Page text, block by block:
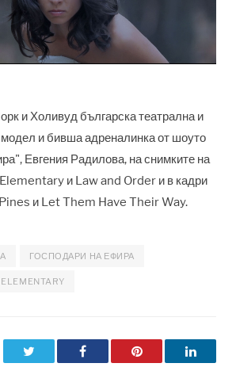
и Холивуд българска театрална и
и бивша адреналинка от шоуто
Евгения Радилова, на снимките на
и Law and Order и в кадри
и Let Them Have Their Way.
ГОСПОДАРИ НА ЕФИРА
ELEMENTARY
Facebook Pinterest